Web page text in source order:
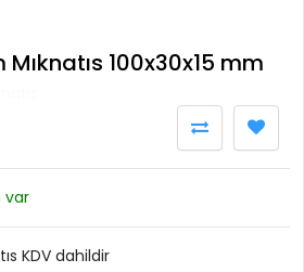
100x30x15 mm
var
KDV dahildir